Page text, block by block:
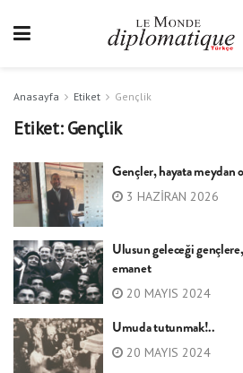
Anasayfa Etiket Gençlik
Etiket:Gençlik
Gençler, hayata meydan
3 HAZIRAN 2026
Ulusun geleceği
emanet
20 MAYIS 2024
Umuda tutunmak!..
20 MAYIS 2024